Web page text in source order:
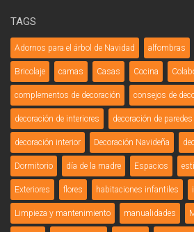
TAGS
Adornos para el árbol de Navidad alfombras
Bricolaje camas Casas Cocina
complementos de decoración consejos de
decoración de interiores decoración de paredes
decoración interior Decoración Navideña
Dormitorio día de la madre Espacios
Exteriores flores habitaciones infantiles
Limpieza y mantenimiento manualidades